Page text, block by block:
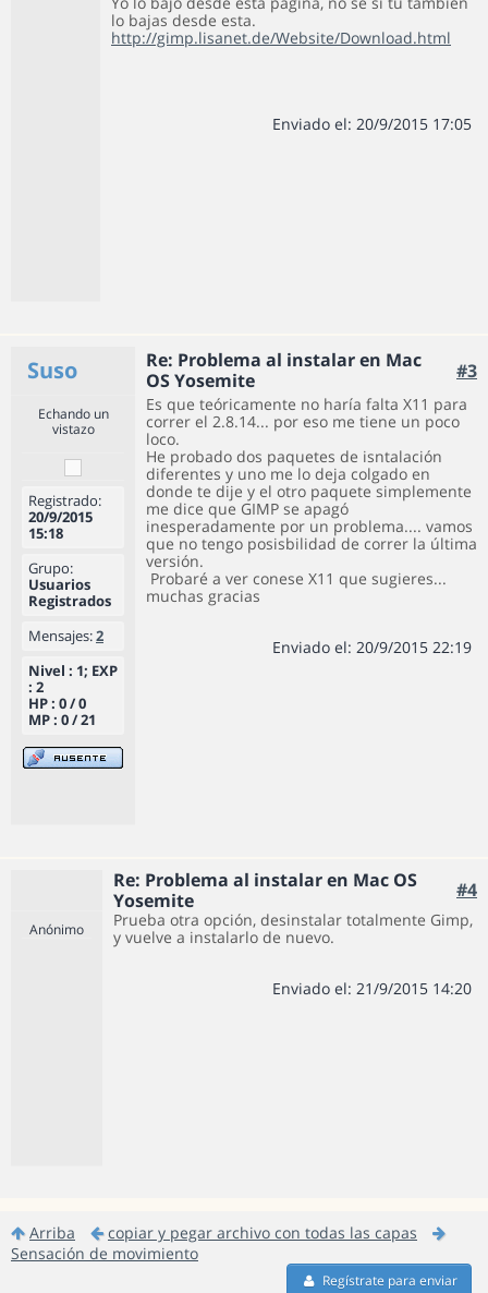
lo bajas desde esta.
http://gimp.lisanet.de/Website/Download.html
Enviado el: 20/9/2015 17:05
Suso
Re: Problema al instalar en Mac
OS Yosemite
#3
Echando un
vistazo
Registrado:
20/9/2015
15:18
Grupo:
Usuarios
Registrados
Mensajes:2
Nivel : 1; EXP
: 2
HP : 0 / 0
MP : 0 / 21
Es que teóricamente no haría falta X11 para
correr el 2.8.14... por eso me tiene un poco
loco.
He probado dos paquetes de isntalación
diferentes y uno me lo deja colgado en
donde te dije y el otro paquete simplemente
me dice que GIMP se apagó
inesperadamente por un problema.... vamos
que no tengo posisbilidad de correr la última
versión.
Probaré a ver conese X11 que sugieres...
muchas gracias
Enviado el: 20/9/2015 22:19
Re: Problema al instalar en Mac OS
Yosemite
#4
Anónimo
Prueba otra opción, desinstalar totalmente Gimp,
y vuelve a instalarlo de nuevo.
Enviado el: 21/9/2015 14:20
Arriba
copiar y pegar archivo con todas las capas
Sensación de movimiento
Regístrate para enviar